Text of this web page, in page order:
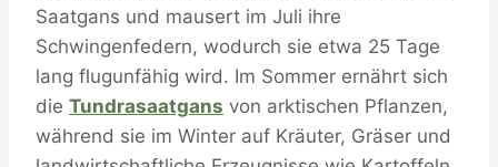
Saatgans und mausert im Juli ihre
Schwingenfedern, wodurch sie etwa 25 Tage
lang flugunfähig wird. Im Sommer ernährt sich
die Tundrasaatgans von arktischen Pflanzen,
während sie im Winter auf Kräuter, Gräser und